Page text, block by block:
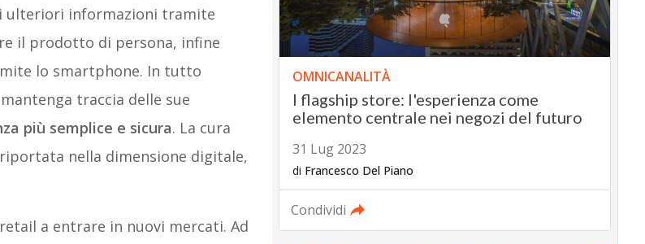
ulteriori informazioni tramite
il prodotto di persona, infine
lo smartphone. In tutto
traccia delle sue
più semplice e sicura. La cura
riportata nella dimensione digitale,
a entrare in nuovi mercati. Ad
OMNICANALITÀ
I flagship store: l'esperienza come
elemento centrale nei negozi del futuro
31 Lug 2023
di Francesco Del Piano
Condividi